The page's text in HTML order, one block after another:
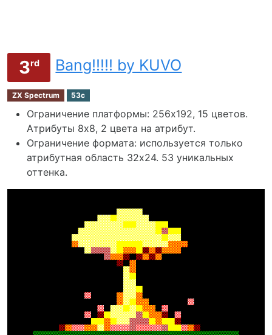
3rd Bang!!!!! by KUVO
ZX Spectrum 53c
Ограничение платформы: 256х192, 15 цветов.
Атрибуты 8x8, 2 цвета на атрибут.
Ограничение формата: используется только
атрибутная область 32х24. 53 уникальных
оттенка.